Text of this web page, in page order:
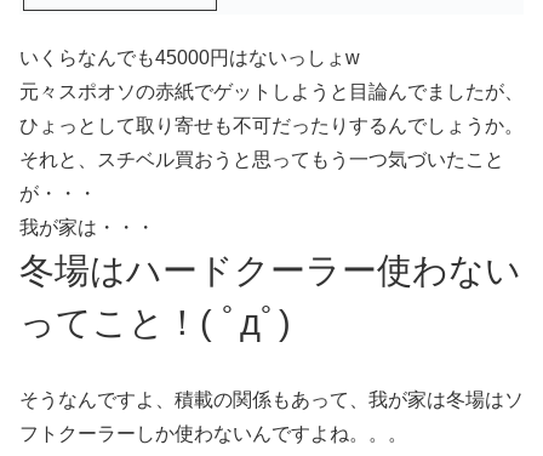
いくらなんでも45000円はないっしょw
元々スポオソの赤紙でゲットしようと目論んでましたが、
ひょっとして取り寄せも不可だったりするんでしょうか。
それと、スチベル買おうと思ってもう一つ気づいたこと
が・・・
我が家は・・・
冬場はハードクーラー使わない
ってこと！( ﾟдﾟ)
そうなんですよ、積載の関係もあって、我が家は冬場はソ
フトクーラーしか使わないんですよね。。。